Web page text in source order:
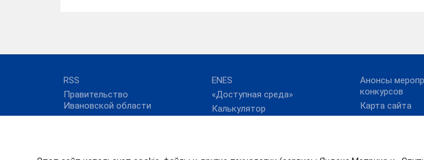
RSS
Правительство
Ивановской области
ENES
«Доступная среда»
Калькулятор
Анонсы
конкурсов
Карта сайта